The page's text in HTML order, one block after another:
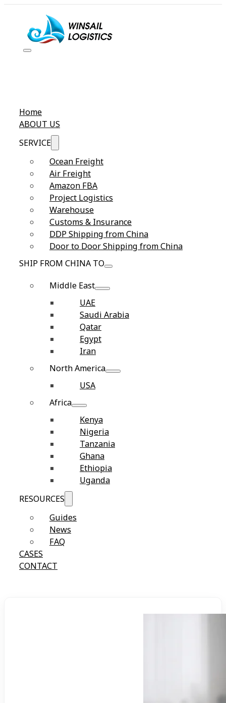
Home
ABOUT US
SERVICE
Ocean Freight
Air Freight
Amazon FBA
Project Logistics
Warehouse
Customs & Insurance
DDP Shipping from China
Door to Door Shipping from China
SHIP FROM CHINA TO
Middle East
UAE
Saudi Arabia
Qatar
Egypt
Iran
North America
USA
Africa
Kenya
Nigeria
Tanzania
Ghana
Ethiopia
Uganda
RESOURCES
Guides
News
FAQ
CASES
CONTACT